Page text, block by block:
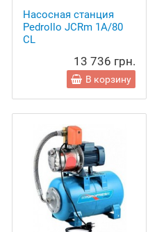
Насосная станция
Pedrollo JCRm 1A/80
CL
13 736 грн.
В корзину